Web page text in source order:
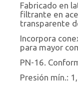
Fabricado en
filtrante en
transparente
Incorpora
para mayor
PN-16.
Presión mín.: